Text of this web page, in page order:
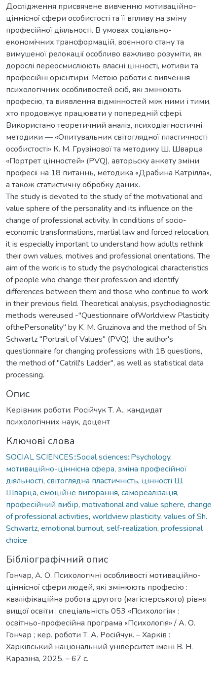
Дослідження присвячене вивченню мотиваційно-
ціннісної сфери особистості та її впливу на зміну
професійної діяльності. В умовах соціально-
економічних трансформацій, воєнного стану та
вимушеної релокації особливо важливо розуміти, як
дорослі переосмислюють власні цінності, мотиви та
професійні орієнтири. Метою роботи є вивчення
психологічних особливостей осіб, які змінюють
професію, та виявлення відмінностей між ними і тими,
хто продовжує працювати у попередній сфері.
Використано теоретичний аналіз, психодіагностичні
методики — «Опитувальник світоглядної пластичності
особистості» К. М. Грузінової та методику Ш. Шварца
«Портрет цінностей» (PVQ), авторьску анкету зміни
професії на 18 питаннь, методика «Драбина Катрілла»,
а також статистичну обробку даних.
The study is devoted to the study of the motivational and
value sphere of the personality and its influence on the
change of professional activity. In conditions of socio-
economic transformations, martial law and forced relocation,
it is especially important to understand how adults rethink
their own values, motives and professional orientations. The
aim of the work is to study the psychological characteristics
of people who change their profession and identify
differences between them and those who continue to work
in their previous field. Theoretical analysis, psychodiagnostic
methods wereused -"Questionnaire ofWorldview Plasticity
ofthePersonality" by K. M. Gruzinova and the method of Sh.
Schwartz "Portrait of Values" (PVQ), the author's
questionnaire for changing professions with 18 questions,
the method of "Catrill's Ladder", as well as statistical data
processing.
Опис
Керівник роботи: Російчук Т. А., кандидат
психологічних наук, доцент
Ключові слова
SOCIAL SCIENCES::Social sciences::Psychology,
мотиваційно-ціннісна сфера, зміна професійної
діяльності, світоглядна пластичність, цінності Ш.
Шварца, емоційне вигорання, самореалізація,
професійний вибір, motivational and value sphere, change
of professional activities, worldview plasticity, values of Sh.
Schwartz, emotional burnout, self-realization, professional
choice
Бібліографічний опис
Гончар, А. О. Психологічні особливості мотиваційно-
ціннісної сфери людей, які змінюють професію :
кваліфікаційна робота другого (магістерського) рівня
вищої освіти : спеціальність 053 «Психологія» :
освітньо-професійна програма «Психологія» / А. О.
Гончар ; кер. роботи Т. А. Російчук. – Харків :
Харківський національний університет імені В. Н.
Каразіна, 2025. – 67 с.